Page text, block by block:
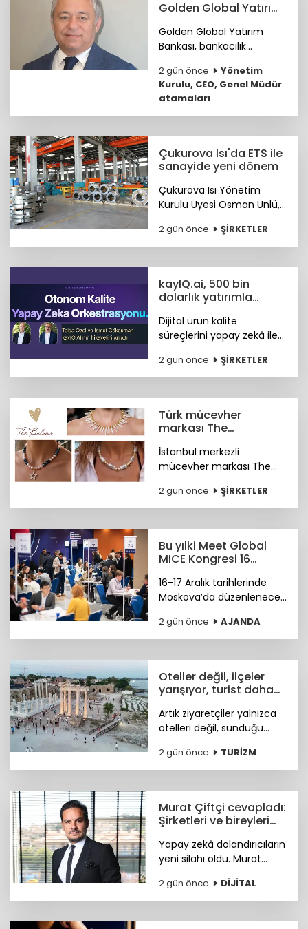
Golden Global Yatırım
Golden Global Yatırım
Bankası, bankacılık
deneyime sahip Mustafa
Selcen’i Yönetim Kurulu
Üyesi olarak atadı.
2 gün önce
Yönetim
Kurulu, CEO, Genel Müdür
atamaları
Çukurova Isı'da ETS ile
sanayide yeni dönem
Çukurova Isı Yönetim
Kurulu Üyesi Osman Ünlü,
ETS'nin sanayinin
uluslararası pazarlardaki
belirtti.
2 gün önce ŞİRKETLER
kayIQ.ai, 500 bin
dolarlık yatırımla
Dijital ürün kalite
süreçlerini yapay zekâ ile
kayIQ.ai platformu, 500
bin dolarlık yatırımla
2 gün önce ŞİRKETLER
Türk mücevher
markası The
başarı
İstanbul merkezli
mücevher markası The
koleksiyonuyla uluslararası
bağımsız tasarım
Badger'ın marka ağına
katıldı.
2 gün önce ŞİRKETLER
Bu yılki Meet Global
MICE Kongresi 16
16-17 Aralık tarihlerinde
Moskova’da düzenlenecek
Congress (MGMC),
Türkiye’nin MICE uzmanları
sunmaya hazırlanıyor.
2 gün önce AJANDA
Oteller değil, ilçeler
yarışıyor, turist daha
Artık ziyaretçiler yalnızca
otelleri değil, sunduğu
sosyal yaşamı ve fiyat-
performans avantajıyla
2 gün önce TURİZM
Murat Çiftçi cevapladı:
Şirketleri ve bireyleri
neler?
Yapay zekâ dolandırıcıların
yeni silahı oldu. Murat
bekleyen siber riskler
neler? sorusunu cevapladı.
2 gün önce DİJİTAL